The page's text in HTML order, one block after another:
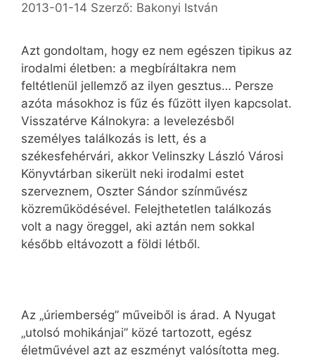
2013-01-14 Szerző: Bakonyi István
Azt gondoltam, hogy ez nem egészen tipikus az
irodalmi életben: a megbíráltakra nem
feltétlenül jellemző az ilyen gesztus… Persze
azóta másokhoz is fűz és fűzött ilyen kapcsolat.
Visszatérve Kálnokyra: a levelezésből
személyes találkozás is lett, és a
székesfehérvári, akkor Velinszky László Városi
Könyvtárban sikerült neki irodalmi estet
szerveznem, Oszter Sándor színművész
közreműködésével. Felejthetetlen találkozás
volt a nagy öreggel, aki aztán nem sokkal
később eltávozott a földi létből.
Az „úriemberség” műveiből is árad. A Nyugat
„utolsó mohikánjai” közé tartozott, egész
életművével azt az eszményt valósította meg.